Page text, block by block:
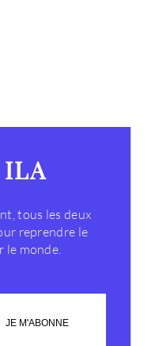
ILA
tous les deux
reprendre le
le monde.
JE M'ABONNE